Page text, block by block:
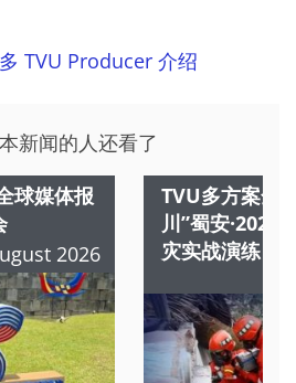
TVU Producer 介绍
新闻的人还看了
球媒体报
2026
TVU多方案全
川”蜀安
灾实战演练